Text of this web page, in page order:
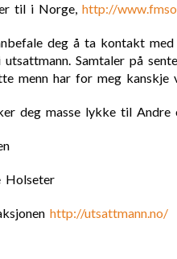
til i Norge, http://
deg å ta kontakt
utsattmann. Samtaler på
menn har for meg
deg masse lykke til
Holseter
http://utsattmann.no/